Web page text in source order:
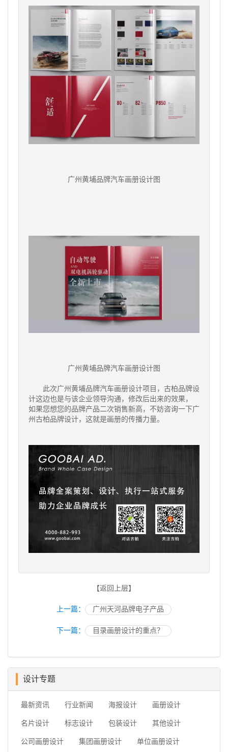
广州黄埔品牌汽车画册设计图
广州黄埔品牌汽车画册设计图
此次广州黄埔品牌汽车画册设计项目，古柏品牌设
计这边也是与该企业领导沟通，修改后出来的效果，
如果您想您的品牌产品二次销售新高，不妨咨询一下广
州古柏品牌设计，这就是画册的传播力量。
【返回上层】
上一篇： 广州天河品牌电子产品
下一篇： 目录画册设计的重点？
设计专题
最新资讯 行业新闻 海报设计 画册设计
名片设计 标志设计 包装设计 其他设计
公司画册设计 集团画册设计 单位画册设计